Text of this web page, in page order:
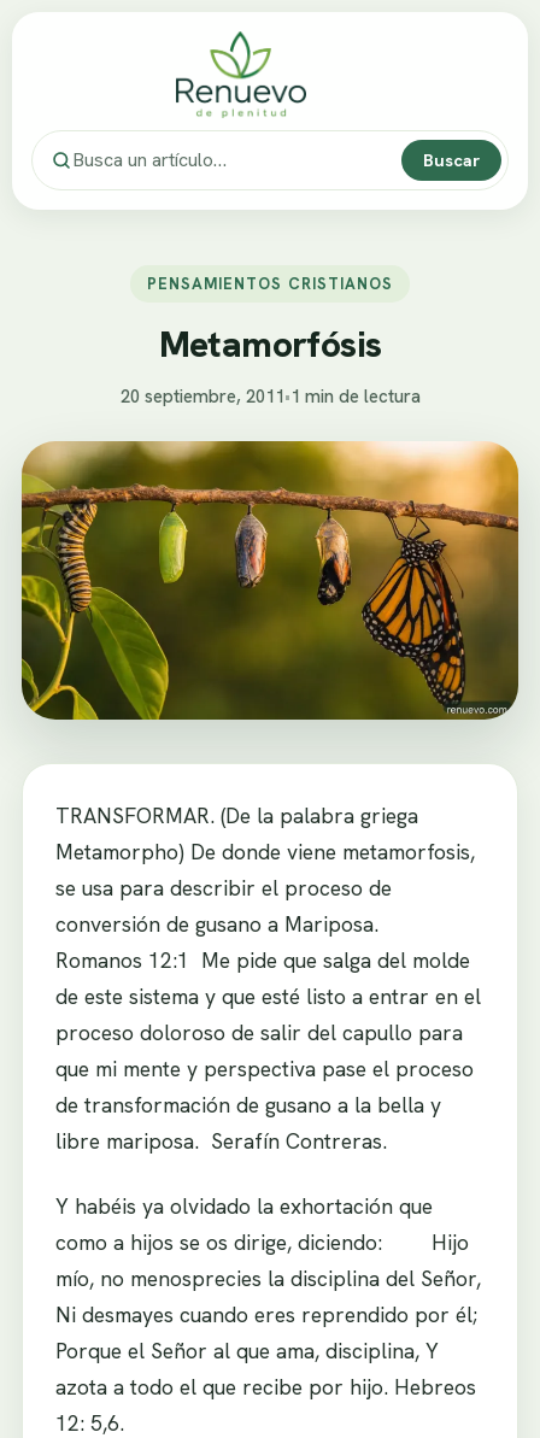
Buscar
PENSAMIENTOS CRISTIANOS
Metamorfósis
20 septiembre, 2011•1 min de lectura
TRANSFORMAR. (De la palabra griega
Metamorpho) De donde viene metamorfosis,
se usa para describir el proceso de
conversión de gusano a Mariposa.
Romanos 12:1 Me pide que salga del molde
de este sistema y que esté listo a entrar en el
proceso doloroso de salir del capullo para
que mi mente y perspectiva pase el proceso
de transformación de gusano a la bella y
libre mariposa. Serafín Contreras.
Y habéis ya olvidado la exhortación que
como a hijos se os dirige, diciendo: Hijo
mío, no menosprecies la disciplina del Señor,
Ni desmayes cuando eres reprendido por él;
Porque el Señor al que ama, disciplina, Y
azota a todo el que recibe por hijo. Hebreos
12: 5,6.